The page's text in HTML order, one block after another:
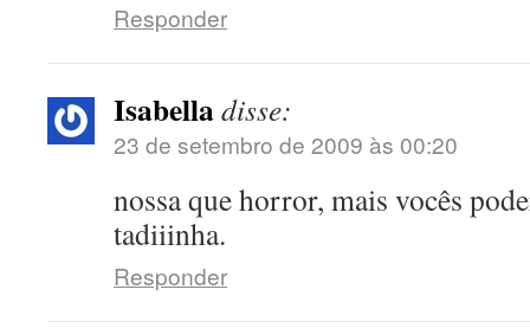
Responder
Isabelladisse:
23 de setembro de 2009 às 00:20
nossa que horror, mais vocês
tadiiinha.
Responder